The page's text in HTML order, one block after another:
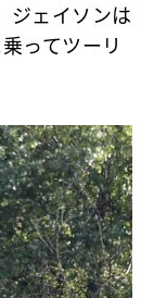
ジェイソンは
ってツーリ